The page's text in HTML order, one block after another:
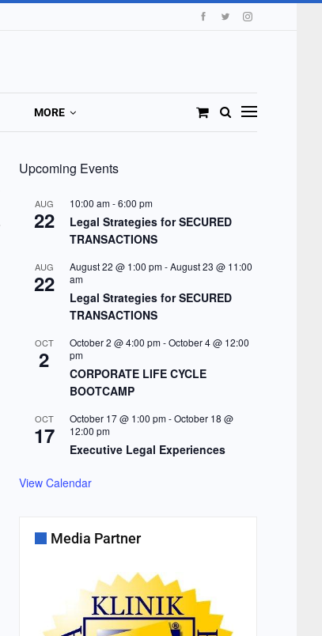
MORE
Upcoming Events
AUG
22
10:00 am-6:00 pm
Legal Strategies for SECURED
TRANSACTIONS
AUG
22
August 22 @ 1:00 pm-August 23 @ 11:00
am
Legal Strategies for SECURED
TRANSACTIONS
OCT
2
October 2 @ 4:00 pm-October 4 @ 12:00
pm
CORPORATE LIFE CYCLE
BOOTCAMP
OCT
17
October 17 @ 1:00 pm-October 18 @
12:00 pm
Executive Legal Experiences
View Calendar
Media Partner